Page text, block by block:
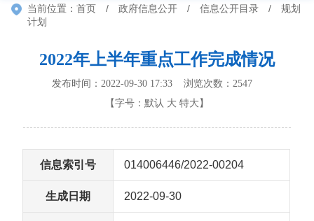
当前位置： 首页 / 政府信息公开 / 信息公开目录 /
规划
计划
2022年上半年重点工作完成情况
发布时间：2022-09-30 17:33 浏览次数：2547
【字号： 默认 大 特大 】
信息索引号 014006446/2022-00204
生成日期 2022-09-30